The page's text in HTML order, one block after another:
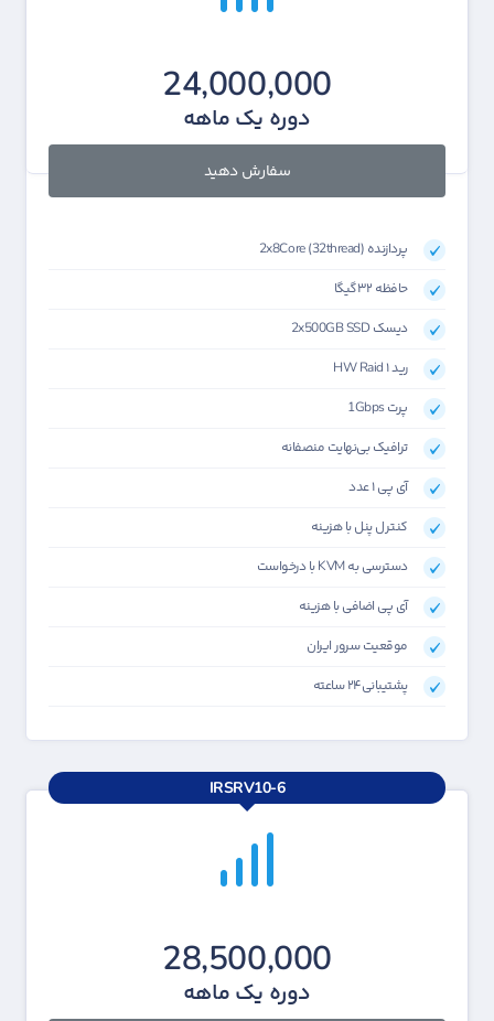
24,000,000
دوره یک ماهه
سفارش دهید
پردازنده 2x8Core (32thread)
حافظه ۳۲گیگا
دیسک 2x500GB SSD
رید HW Raid ۱
پرت 1Gbps
ترافیک بی‌نهایت منصفانه
آی پی ۱ عدد
کنترل پنل با هزینه
دسترسی به KVM با درخواست
آی پی اضافی با هزینه
موقعیت سرور ایران
پشتیبانی۲۴ ساعته
IRSRV10-6
28,500,000
دوره یک ماهه